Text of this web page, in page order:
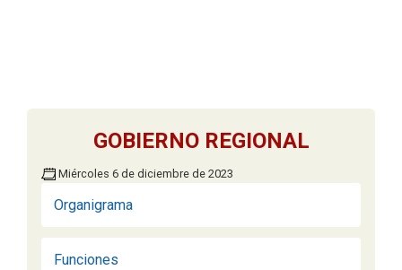
GOBIERNO REGIONAL
Miércoles 6 de diciembre de 2023
Organigrama
Funciones